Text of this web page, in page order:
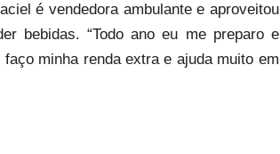
é vendedora ambulante e aproveitou
bebidas. “Todo ano eu me preparo e
minha renda extra e ajuda muito em